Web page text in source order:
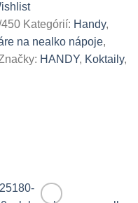
Kategórií: Handy,
na nealko nápoje,
HANDY, Koktaily,